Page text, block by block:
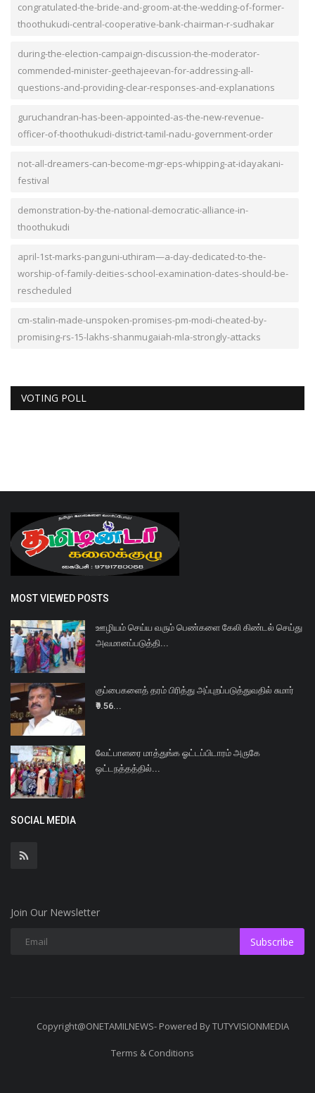
congratulated-the-bride-and-groom-at-the-wedding-of-former-
thoothukudi-central-cooperative-bank-chairman-r-sudhakar
during-the-election-campaign-discussion-the-moderator-
commended-minister-geethajeevan-for-addressing-all-
questions-and-providing-clear-responses-and-explanations
guruchandran-has-been-appointed-as-the-new-revenue-
officer-of-thoothukudi-district-tamil-nadu-government-order
not-all-dreamers-can-become-mgr-eps-whipping-at-idayakani-
festival
demonstration-by-the-national-democratic-alliance-in-
thoothukudi
april-1st-marks-panguni-uthiram—a-day-dedicated-to-the-
worship-of-family-deities-school-examination-dates-should-be-
rescheduled
cm-stalin-made-unspoken-promises-pm-modi-cheated-by-
promising-rs-15-lakhs-shanmugaiah-mla-strongly-attacks
VOTING POLL
MOST VIEWED POSTS
ஊழியம் செய்ய வரும் பெண்களை கேலி கிண்டல் செய்து
அவமானப்படுத்தி...
குப்பைகளைத் தரம் பிரித்து அப்புறப்படுத்துவதில் சுமார்
₹9.56...
வேட்பாளரை மாத்துங்க ஓட்டப்பிடாரம் அருகே
ஒட்டநத்தத்தில்...
SOCIAL MEDIA
Join Our Newsletter
Subscribe
Copyright@ONETAMILNEWS- Powered By TUTYVISIONMEDIA
Terms & Conditions